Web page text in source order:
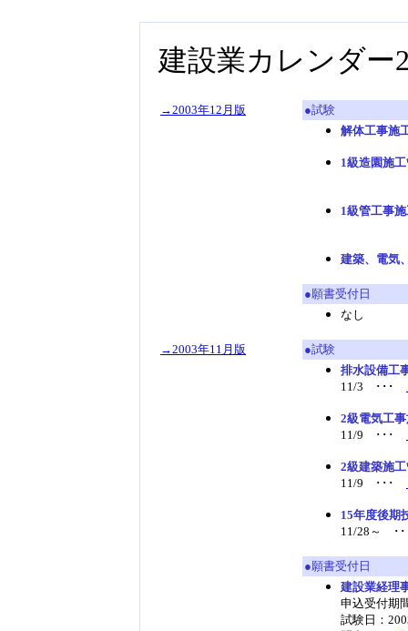
建設業カレンダー
→2003年12月版
●試験
解体工事施
1級造園施
1級管工事
建築、電気
●願書受付日
なし
→2003年11月版
●試験
排水設備工
11/3 ･･･
2級電気工
11/9 ･･･
2級建築施
11/9 ･･･
15年度後期
11/28～ ･
●願書受付日
建設業経理
申込受付期
試験日：